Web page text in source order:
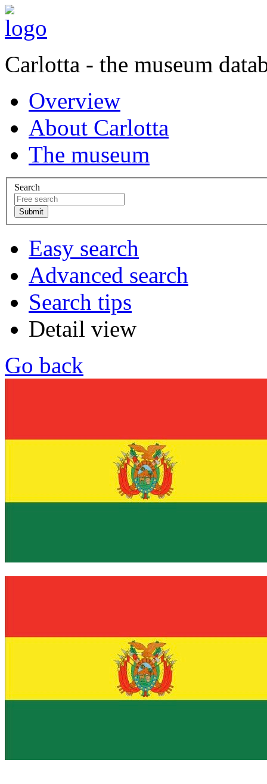
Carlotta - the museum
Overview
About Carlotta
The museum
Search
Easy search
Advanced search
Search tips
Detail view
Go back